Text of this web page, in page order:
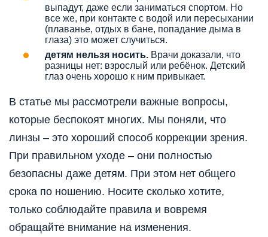
выпадут, даже если заниматься спортом. Но
все же, при контакте с водой или пересыхании
(плаванье, отдых в бане, попадание дыма в
глаза) это может случиться.
детям нельзя носить. Врачи доказали, что
разницы нет: взрослый или ребёнок. Детский
глаз очень хорошо к ним привыкает.
В статье мы рассмотрели важные вопросы,
которые беспокоят многих. Мы поняли, что
линзы – это хороший способ коррекции зрения.
При правильном уходе – они полностью
безопасны даже детям. При этом нет общего
срока по ношению. Носите сколько хотите,
только соблюдайте правила и вовремя
обращайте внимание на изменения.